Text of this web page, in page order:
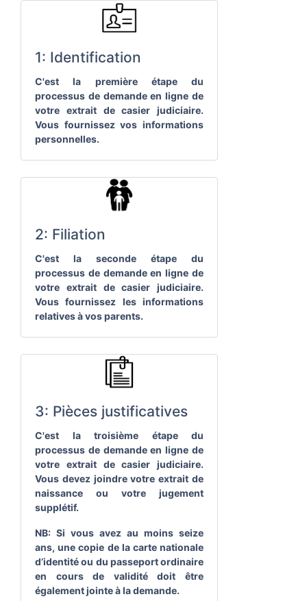
1: Identification
C'est la première étape du
processus de demande en ligne de
votre extrait de casier judiciaire.
Vous fournissez vos informations
personnelles.
2: Filiation
C'est la seconde étape du
processus de demande en ligne de
votre extrait de casier judiciaire.
Vous fournissez les informations
relatives à vos parents.
3: Pièces justificatives
C'est la troisième étape du
processus de demande en ligne de
votre extrait de casier judiciaire.
Vous devez joindre votre extrait de
naissance ou votre jugement
supplétif.
NB: Si vous avez au moins seize
ans, une copie de la carte nationale
d’identité ou du passeport ordinaire
en cours de validité doit être
également jointe à la demande.